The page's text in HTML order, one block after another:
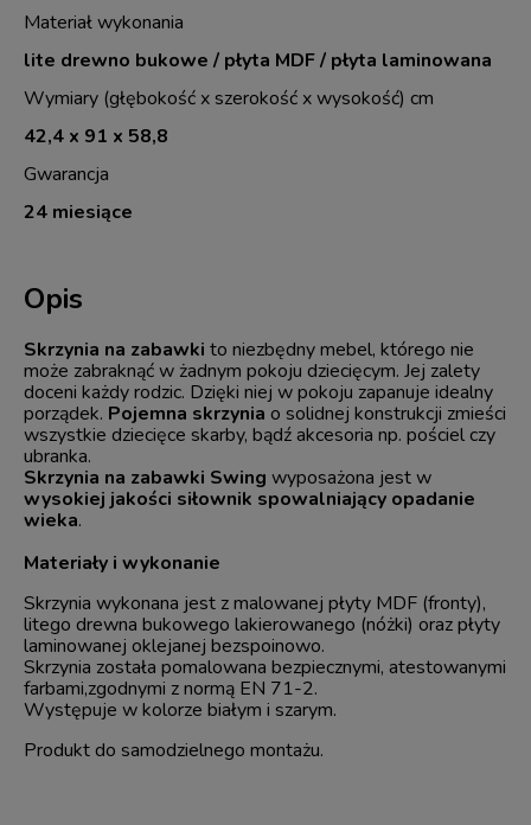
Opis
Skrzynia na zabawki to niezbędny mebel, którego nie
może zabraknąć w żadnym pokoju dziecięcym. Jej zalety
doceni każdy rodzic. Dzięki niej w pokoju zapanuje idealny
porządek. Pojemna skrzynia o solidnej konstrukcji zmieści
wszystkie dziecięce skarby, bądź akcesoria np. pościel czy
ubranka.
Skrzynia na zabawki Swing wyposażona jest w
wysokiej jakości siłownik spowalniający opadanie
wieka.
Materiały i wykonanie
Skrzynia wykonana jest z malowanej płyty MDF (fronty),
litego drewna bukowego lakierowanego (nóżki) oraz płyty
laminowanej oklejanej bezspoinowo.
Skrzynia została pomalowana bezpiecznymi, atestowanymi
farbami,zgodnymi z normą EN 71-2.
Występuje w kolorze białym i szarym.
Produkt do samodzielnego montażu.
Materiał wykonania
lite drewno bukowe / płyta MDF / płyta laminowana
Wymiary (głębokość x szerokość x wysokość) cm
42,4 x 91 x 58,8
Gwarancja
24 miesiące